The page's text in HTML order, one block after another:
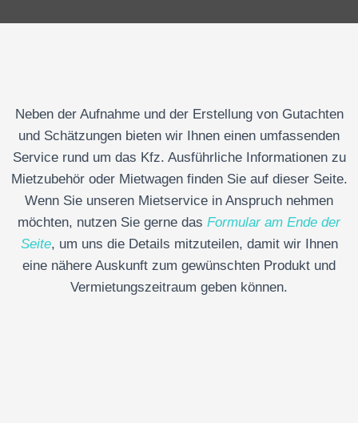
Neben der Aufnahme und der Erstellung von Gutachten
und Schätzungen bieten wir Ihnen einen umfassenden
Service rund um das Kfz. Ausführliche Informationen zu
Mietzubehör oder Mietwagen finden Sie auf dieser Seite.
Wenn Sie unseren Mietservice in Anspruch nehmen
möchten, nutzen Sie gerne das Formular am Ende der
Seite, um uns die Details mitzuteilen, damit wir Ihnen
eine nähere Auskunft zum gewünschten Produkt und
Vermietungszeitraum geben können.